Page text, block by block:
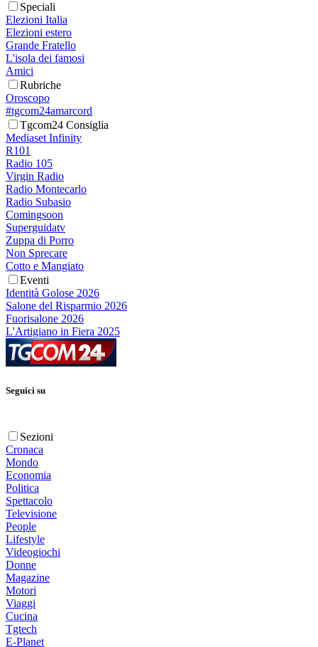
Speciali
Elezioni Italia
Elezioni estero
Grande Fratello
L'isola dei famosi
Amici
Rubriche
Oroscopo
#tgcom24amarcord
Tgcom24 Consiglia
Mediaset Infinity
R101
Radio 105
Virgin Radio
Radio Montecarlo
Radio Subasio
Comingsoon
Superguidatv
Zuppa di Porro
Non Sprecare
Cotto e Mangiato
Eventi
Identità Golose 2026
Salone del Risparmio 2026
Fuorisalone 2026
L'Artigiano in Fiera 2025
Seguici su
Sezioni
Cronaca
Mondo
Economia
Politica
Spettacolo
Televisione
People
Lifestyle
Videogiochi
Donne
Magazine
Motori
Viaggi
Cucina
Tgtech
E-Planet